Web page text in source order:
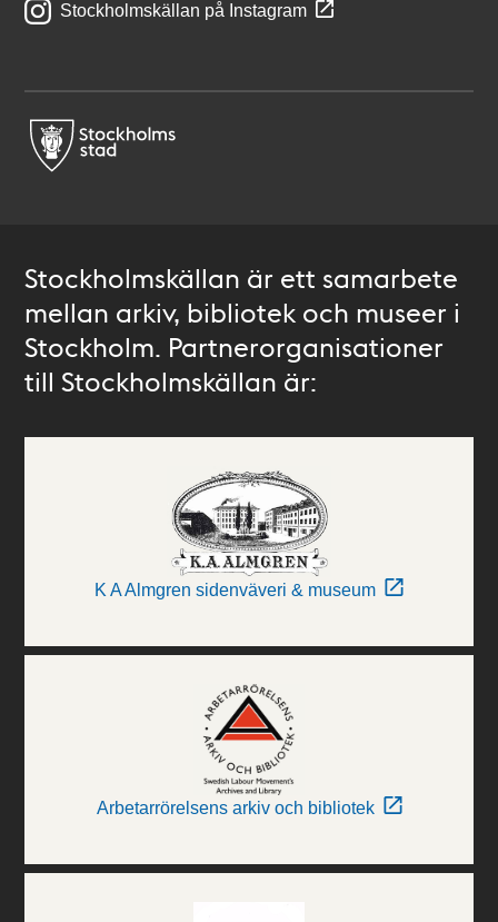
Stockholmskällan på Instagram
Stockholmskällan är ett samarbete
mellan arkiv, bibliotek och museer i
Stockholm. Partnerorganisationer
till Stockholmskällan är:
K A Almgren sidenväveri & museum
Arbetarrörelsens arkiv och bibliotek